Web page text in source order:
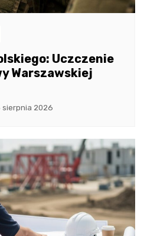
Uczczenie
Warszawskiej
sierpnia 2026